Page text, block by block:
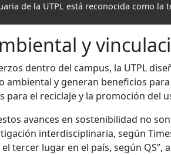
de la UTPL está reconocida como la
y
dentro del campus, la UTPL
ambiental y generan beneficios
para el reciclaje y la promoción del
avances en sostenibilidad no
interdisciplinaria, según
tercer lugar en el país, según QS”,